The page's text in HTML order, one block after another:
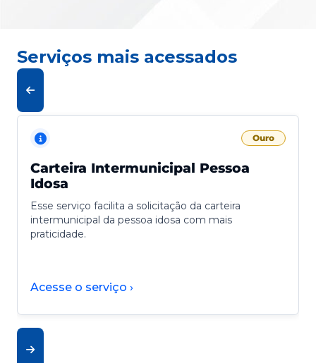
Serviços mais acessados
Ouro
Carteira Intermunicipal Pessoa
Idosa
Esse serviço facilita a solicitação da carteira
intermunicipal da pessoa idosa com mais
praticidade.
Acesse o serviço ›